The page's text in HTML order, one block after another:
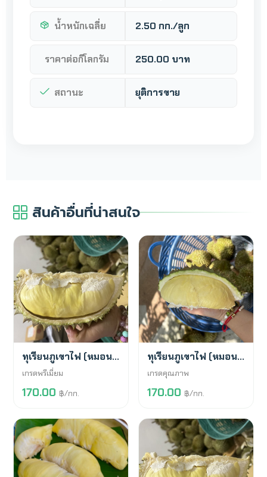
น้ำหนักเฉลี่ย 2.50 กก./ลูก
ราคาต่อกิโลกรัม 250.00 บาท
สถานะ ยุติการขาย
สินค้าอื่นที่น่าสนใจ
พร้อมขาย ทุเรียนภูเขาไฟ (หมอนทอง)
เกรดพรีเมี่ยม
170.00 ฿/กก.
พร้อมขาย ทุเรียนภูเขาไฟ (หมอนทอง)
เกรดคุณภาพ
170.00 ฿/กก.